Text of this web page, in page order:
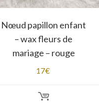
Nœud papillon enfant
– wax fleurs de
mariage – rouge
17€